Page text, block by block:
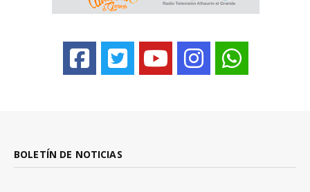
BOLETÍN DE NOTICIAS